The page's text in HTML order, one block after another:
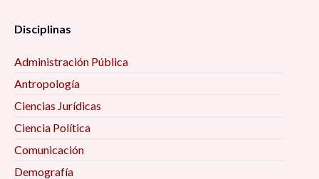
Disciplinas
Administración Pública
Antropología
Ciencias Jurídicas
Ciencia Política
Comunicación
Demografía